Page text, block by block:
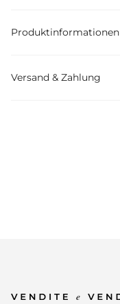
Produktinformationen
Versand & Zahlung